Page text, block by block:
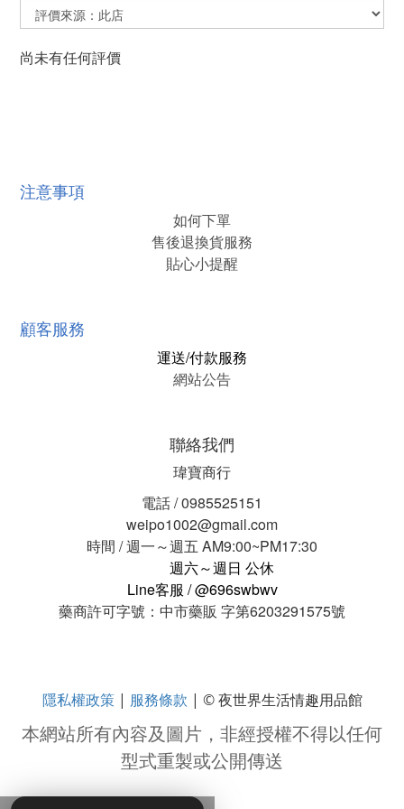
尚未有任何評價
注意事項
如何下單
售後退換貨服務
貼心小提醒
顧客服務
運送/付款服務
網站公告
聯絡我們
瑋寶商行
電話 / 0985525151
weipo1002@gmail.com
時間 / 週一～週五 AM9:00~PM17:30
週六～週日 公休
Line客服 / @696swbwv
藥商許可字號：中市藥販 字第6203291575號
隱私權政策| 服務條款 | © 夜世界生活情趣用品館
本網站所有內容及圖片，非經授權不得以任何
型式重製或公開傳送